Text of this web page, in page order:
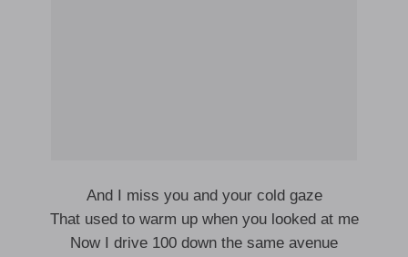
And I miss you and your cold gaze
That used to warm up when you looked at me
Now I drive 100 down the same avenue